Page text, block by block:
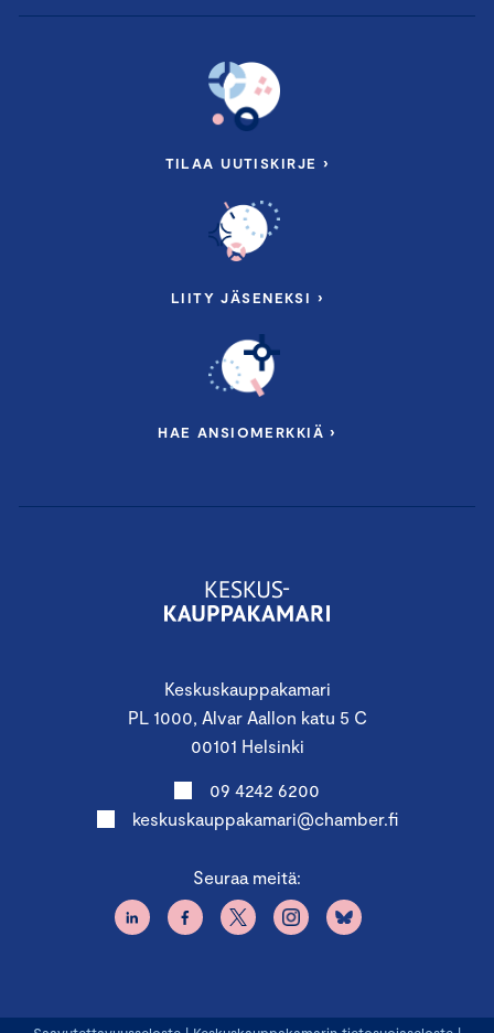
Keskuskauppakamari
PL 1000, Alvar Aallon katu 5 C
00101 Helsinki
09 4242 6200
keskuskauppakamari@chamber.fi
Seuraa meitä:
TILAA UUTISKIRJE ›
LIITY JÄSENEKSI ›
HAE ANSIOMERKKIÄ ›